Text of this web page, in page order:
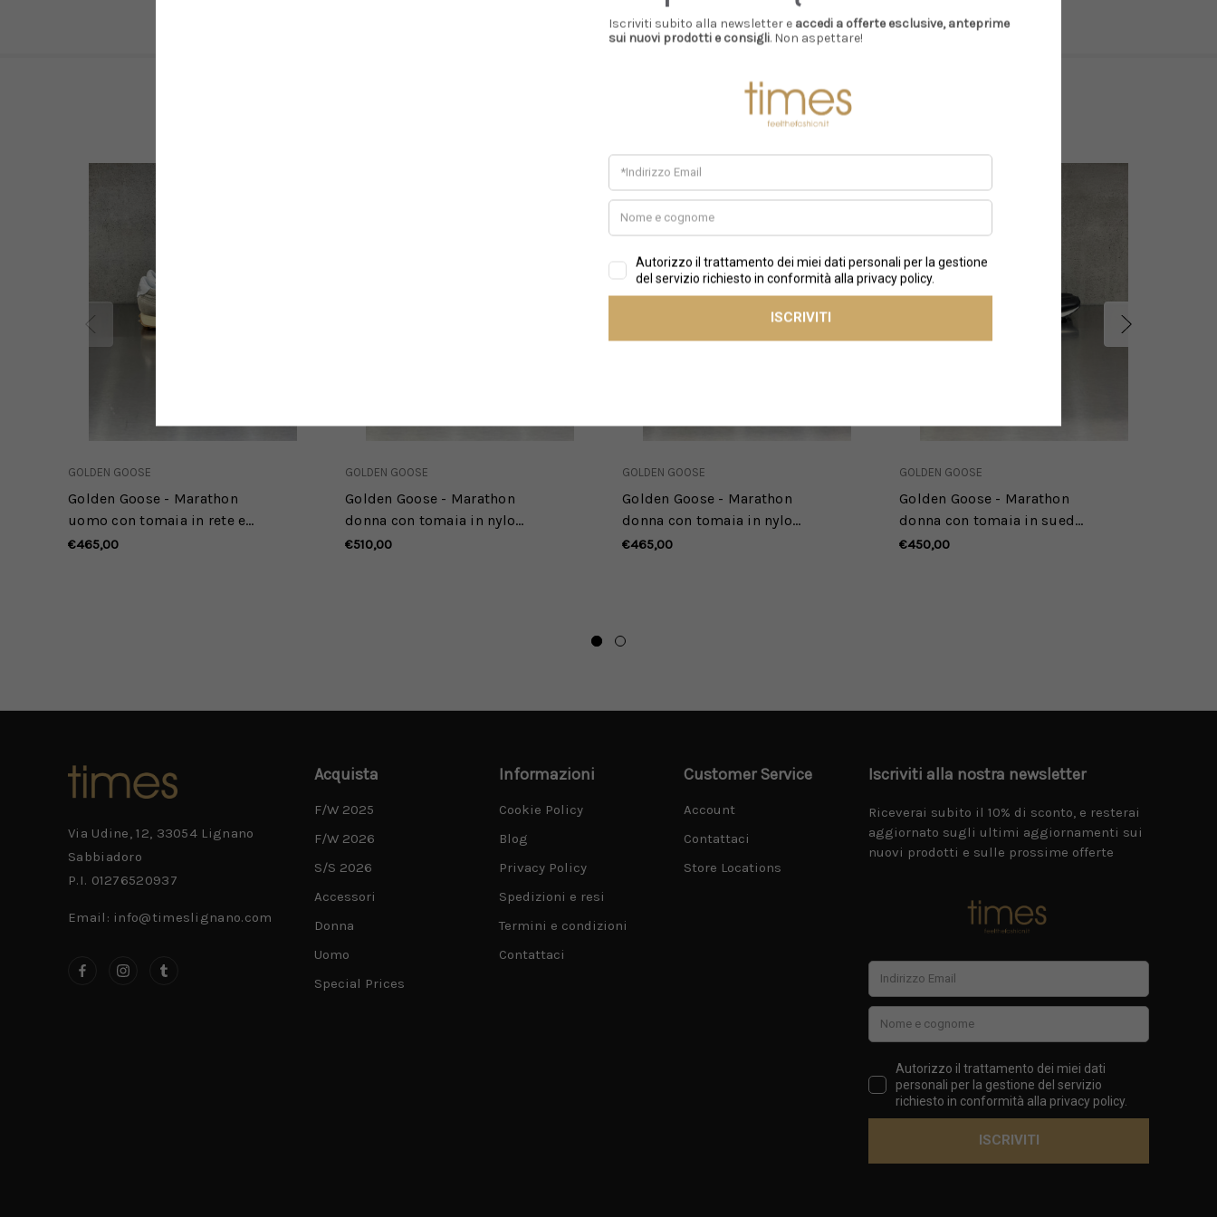
GOLDEN GOOSE
Golden Goose - Marathon
uomo con tomaia in rete e
suede beige e stella nera
€465,00
GOLDEN GOOSE
Golden Goose - Marathon
donna con tomaia in nylon
rosa e suede beige e stella
€510,00
GOLDEN GOOSE
Golden Goose - Marathon
donna con tomaia in nylon
e suede beige e stella
€465,00
GOLDEN GOOSE
Golden Goose - Marathon
donna con tomaia in suede
e nylon nero e stella bianca
€450,00
Iscriviti subito alla newsletter e accedi a offerte esclusive, anteprime
sui nuovi prodotti e consigli. Non aspettare!
Via Udine, 12, 33054 Lignano
Sabbiadoro
P.I. 01276520937
Email: info@timeslignano.com
Acquista
F/W 2025
F/W 2026
S/S 2026
Accessori
Donna
Uomo
Special Prices
Informazioni
Cookie Policy
Blog
Privacy Policy
Spedizioni e resi
Termini e condizioni
Contattaci
Customer Service
Account
Contattaci
Store Locations
Iscriviti alla nostra newsletter
Riceverai subito il 10% di sconto, e resterai
aggiornato sugli ultimi aggiornamenti sui
nuovi prodotti e sulle prossime offerte